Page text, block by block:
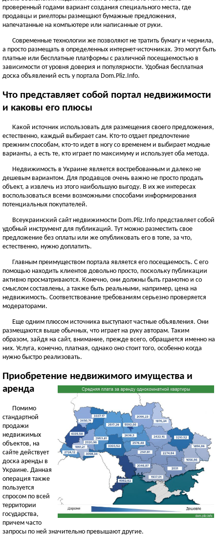
Смотреть всё
ЧЕРНОВИЦКАЯ ОБЛАСТЬ
Черновцы
Новоднестровск
Вижница
Смотреть всё
Севастополь
Керчь
Смотреть всё
проверенный годами вариант создания специального места, где
продавцы и риелторы размещают бумажные предложения,
напечатанные на компьютере или написанные от руки.
Современные технологии же позволяют не тратить бумагу и чернила,
а просто размещать в определенных интернет-источниках. Это могут быть
платные или бесплатные платформы с различной посещаемостью в
зависимости от уровня доверия и популярности. Удобная бесплатная
доска объявлений есть у портала Dom.Pliz.Info.
Что представляет собой портал недвижимости
и каковы его плюсы
Какой источник использовать для размещения своего предложения,
естественно, каждый выбирает сам. Кто-то отдает предпочтение
прежним способам, кто-то идет в ногу со временем и выбирает модные
варианты, а есть те, кто играет по максимуму и использует оба метода.
Недвижимость в Украине является востребованным и далеко не
дешевым вариантом. Для продавцов очень важно не просто продать
объект, а извлечь из этого наибольшую выгоду. В их же интересах
воспользоваться всеми возможными способами информирования
потенциальных покупателей.
Всеукраинский сайт недвижимости Dom.Pliz.Info представляет собой
удобный инструмент для публикаций. Тут можно разместить свое
предложение без оплаты или же опубликовать его в топе, за что,
естественно, нужно доплатить.
Главным преимуществом портала является его посещаемость. С его
помощью находить клиентов довольно просто, поскольку публикации
активно просматриваются. Конечно, они должны быть грамотно и со
смыслом составлены, а также быть реальными, например, цена на
недвижимость. Соответствование требованиям серьезно проверяется
модераторами.
Еще одним плюсом источника выступают частные объявления. Они
размещаются выше обычных, что играет на руку авторам. Таким
образом, зайдя на сайт, внимание, прежде всего, обращается именно на
них. Услуга, конечно, платная, однако оно стоит того, особенно когда
нужно быстро реализовать.
Приобретение недвижимого имущества и
аренда
Помимо
стандартной
продажи
недвижимых
объектов, на
сайте действует
доска аренды в
Украине. Данная
операция также
пользуется
спросом по всей
территории
государства,
причем часто
запросы по ней значительно превышают другие.